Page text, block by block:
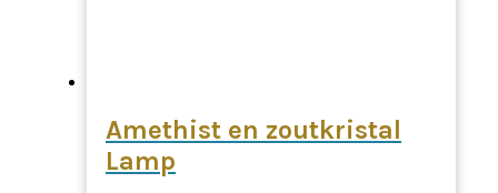
Amethist en zoutkristal
Lamp